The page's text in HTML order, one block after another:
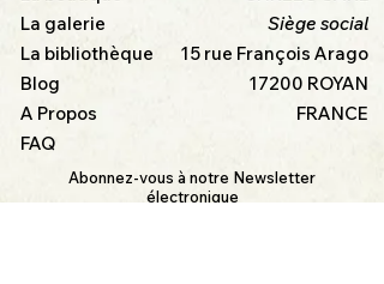
La galerie
La bibliothèque
Blog
A Propos
FAQ
Siège social
15 rue François Arago
17200 ROYAN
FRANCE
Abonnez-vous à notre Newsletter
électronique